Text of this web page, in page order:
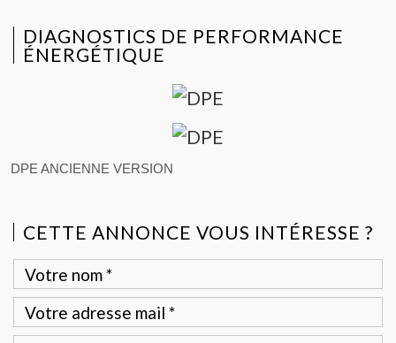
DIAGNOSTICS DE PERFORMANCE
ÉNERGÉTIQUE
DPE ANCIENNE VERSION
CETTE ANNONCE VOUS INTÉRESSE ?